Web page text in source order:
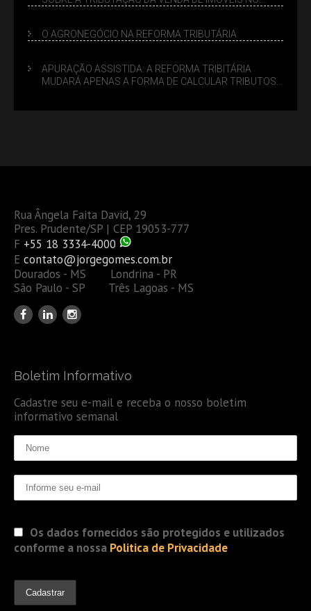
O AGRONEGÓCIO NA REFORMA TRIBUTÁRIA
APURAÇÃO ASSISTIDA: A REFORMA TRIBITÁRIA
MUDARÁ APENAS A FORMA DE CALCULAR TRIBUTOS
Rua Ângela Faita David, 29
Pres. Prudente/SP | CEP 19053-777
F +55 18 3334-4000
E contato@jorgegomes.com.br
Dourados - MS Londrina - PR
São Paulo - SP Três Lagoas - MS
Boletim Informativo
Cadastre seu e-mail e receba o nosso boletim
informativo semanal
Os dados fornecidos são protegidos e utilizados
conforme a nossa Politica de Privacidade